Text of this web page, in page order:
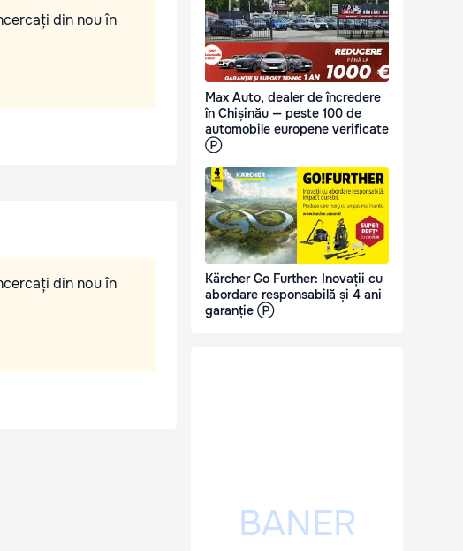
din nou în
din nou în
Max Auto, dealer de încredere
în Chișinău — peste 100 de
automobile europene verificate
Ⓟ
Kärcher Go Further: Inovații cu
abordare responsabilă și 4 ani
garanție Ⓟ